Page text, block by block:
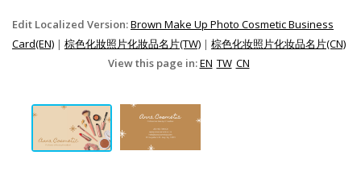
Edit Localized Version:Brown Make Up Photo Cosmetic Business
Card(EN) | 棕色化妝照片化妝品名片(TW) | 棕色化妆照片化妆品名片(CN)
View this page in:EN TW CN